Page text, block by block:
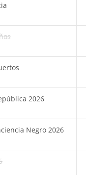
2026
Negro 2026